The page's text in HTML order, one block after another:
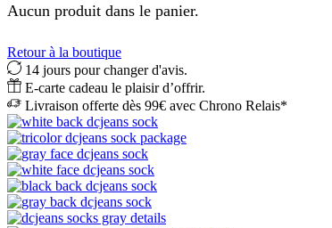
Aucun produit dans le panier.
Retour à la boutique
14 jours pour changer d'avis.
E-carte cadeau le plaisir d’offrir.
Livraison offerte dès 99€ avec Chrono Relais*